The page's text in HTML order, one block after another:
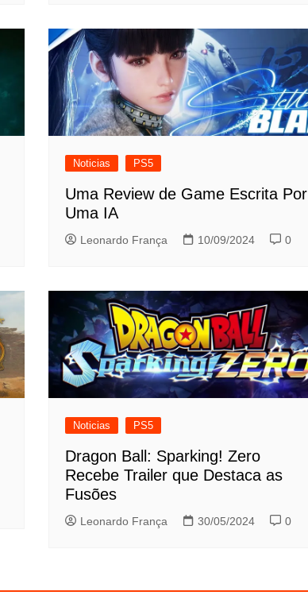
Noticias PS5
Uma Review de Game Escrita Por
Uma IA
Leonardo França 10/09/2024 0
Noticias PS5
Dragon Ball: Sparking! Zero
Recebe Trailer que Destaca as
Fusões
Leonardo França 30/05/2024 0